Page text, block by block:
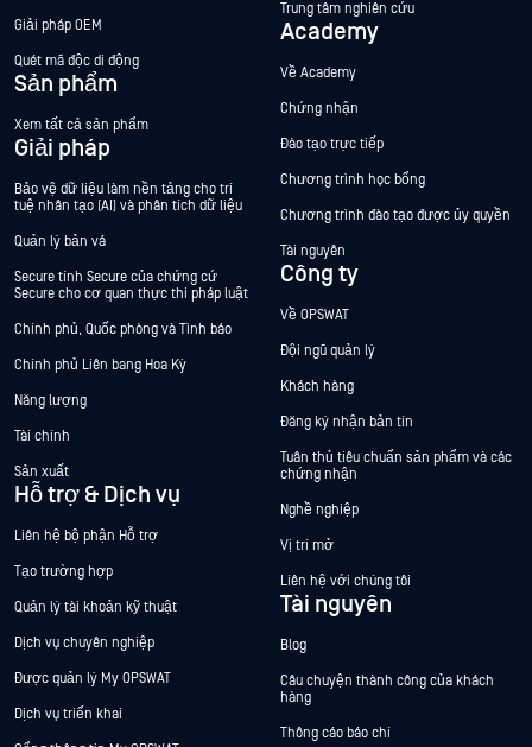
Giải pháp OEM
Quét mã độc di động
Sản phẩm
Xem tất cả sản phẩm
Giải pháp
Bảo vệ dữ liệu làm nền tảng cho trí
tuệ nhân tạo (AI) và phân tích dữ liệu
Quản lý bản vá
Secure tính Secure của chứng cứ
Secure cho cơ quan thực thi pháp luật
Chính phủ, Quốc phòng và Tình báo
Chính phủ Liên bang Hoa Kỳ
Năng lượng
Tài chính
Sản xuất
Hỗ trợ & Dịch vụ
Liên hệ bộ phận Hỗ trợ
Tạo trường hợp
Quản lý tài khoản kỹ thuật
Dịch vụ chuyên nghiệp
Được quản lý My OPSWAT
Dịch vụ triển khai
Trung tâm nghiên cứu
Academy
Về Academy
Chứng nhận
Đào tạo trực tiếp
Chương trình học bổng
Chương trình đào tạo được ủy quyền
Tài nguyên
Công ty
Về OPSWAT
Đội ngũ quản lý
Khách hàng
Đăng ký nhận bản tin
Tuân thủ tiêu chuẩn sản phẩm và các
chứng nhận
Nghề nghiệp
Vị trí mở
Liên hệ với chúng tôi
Tài nguyên
Blog
Câu chuyện thành công của khách
hàng
Thông cáo báo chí